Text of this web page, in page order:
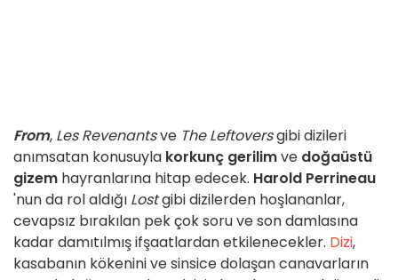
From, Les Revenantsve The Leftoversgibi dizileri
anımsatan konusuyla korkunç gerilimve doğaüstü
gizem hayranlarına hitap edecek. Harold Perrineau
'nun da rol aldığı Lostgibi dizilerden hoşlananlar,
cevapsız bırakılan pek çok soru ve son damlasına
kadar damıtılmış ifşaatlardan etkilenecekler. Dizi,
kasabanın kökenini ve sinsice dolaşan canavarların